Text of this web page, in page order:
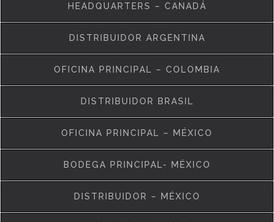
HEADQUARTERS – CANADÁ
DISTRIBUIDOR ARGENTINA
OFICINA PRINCIPAL – COLOMBIA
DISTRIBUIDOR BRASIL
OFICINA PRINCIPAL – MÉXICO
BODEGA PRINCIPAL- MÉXICO
DISTRIBUIDOR – MÉXICO